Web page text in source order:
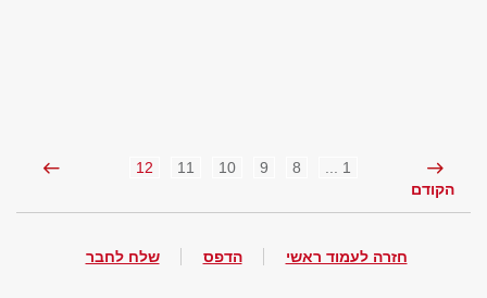
הקודם
1 ...
8
9
10
11
12
חזרה לעמוד ראשי הדפס שלח לחבר